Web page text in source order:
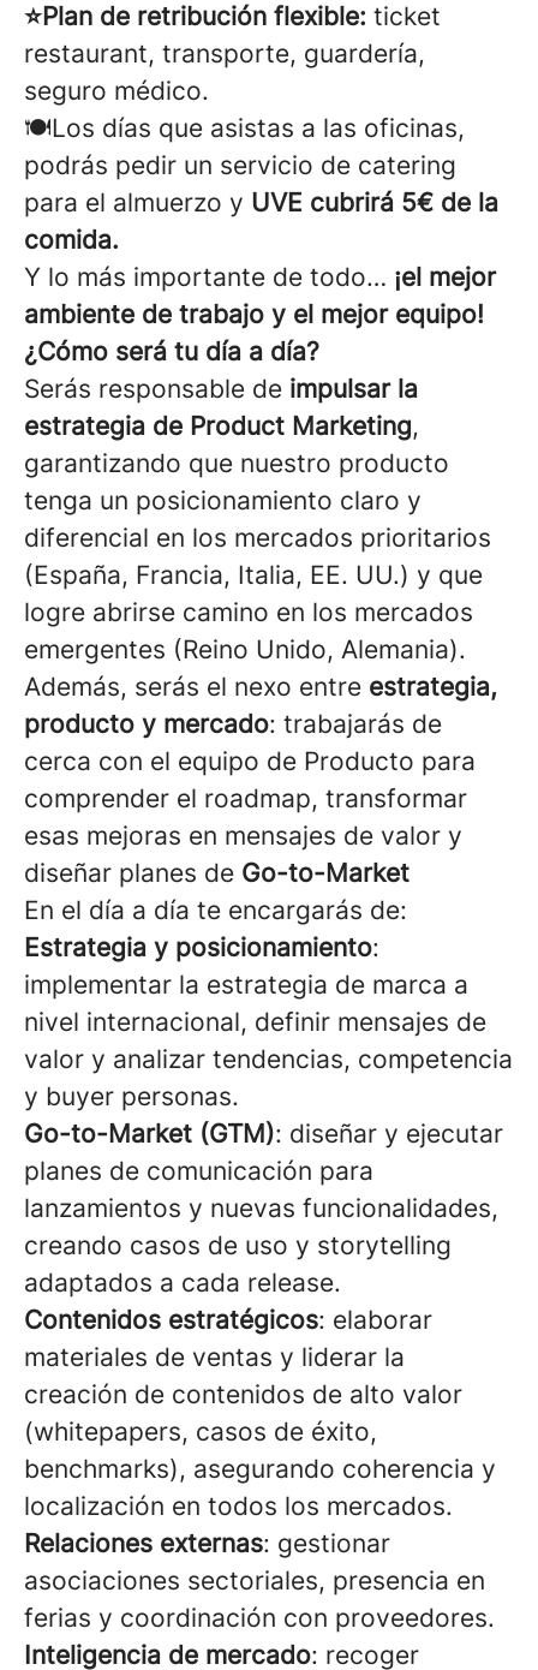
⭐Plan de retribución flexible: ticket
restaurant, transporte, guardería,
seguro médico.
🍽️Los días que asistas a las oficinas,
podrás pedir un servicio de catering
para el almuerzo y UVE cubrirá 5€ de la
comida.
Y lo más importante de todo… ¡el mejor
ambiente de trabajo y el mejor equipo!
¿Cómo será tu día a día?
Serás responsable de impulsar la
estrategia de Product Marketing,
garantizando que nuestro producto
tenga un posicionamiento claro y
diferencial en los mercados prioritarios
(España, Francia, Italia, EE. UU.) y que
logre abrirse camino en los mercados
emergentes (Reino Unido, Alemania).
Además, serás el nexo entre estrategia,
producto y mercado: trabajarás de
cerca con el equipo de Producto para
comprender el roadmap, transformar
esas mejoras en mensajes de valor y
diseñar planes de Go-to-Market
En el día a día te encargarás de:
Estrategia y posicionamiento:
implementar la estrategia de marca a
nivel internacional, definir mensajes de
valor y analizar tendencias, competencia
y buyer personas.
Go-to-Market (GTM): diseñar y ejecutar
planes de comunicación para
lanzamientos y nuevas funcionalidades,
creando casos de uso y storytelling
adaptados a cada release.
Contenidos estratégicos: elaborar
materiales de ventas y liderar la
creación de contenidos de alto valor
(whitepapers, casos de éxito,
benchmarks), asegurando coherencia y
localización en todos los mercados.
Relaciones externas: gestionar
asociaciones sectoriales, presencia en
ferias y coordinación con proveedores.
Inteligencia de mercado: recoger